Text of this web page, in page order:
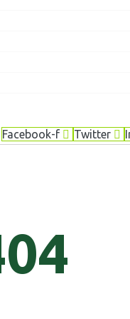
Facebook-f Twitter